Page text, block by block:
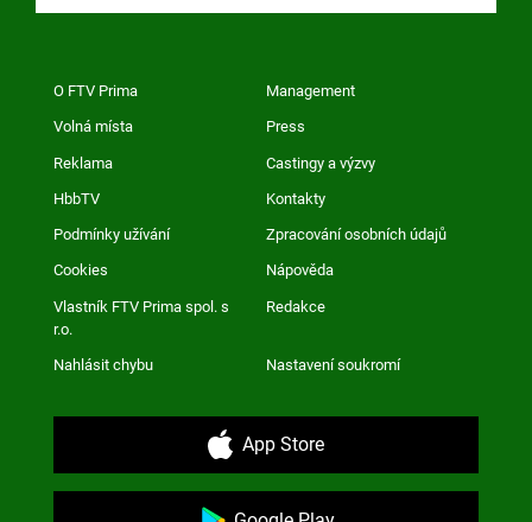
O FTV Prima Management
Volná místa Press
Reklama Castingy a výzvy
HbbTV Kontakty
Podmínky užívání Zpracování osobních údajů
Cookies Nápověda
Vlastník FTV Prima spol. s
r.o.
Redakce
Nahlásit chybu Nastavení soukromí
App Store